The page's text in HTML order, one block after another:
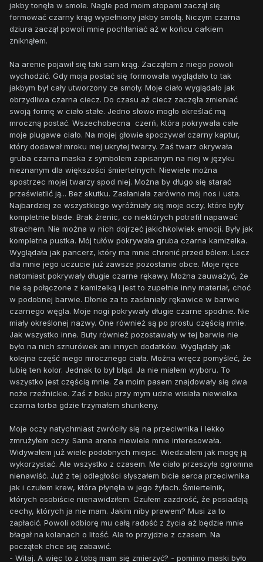
jakby tonęła w smole. Nagle pod moim stopami zaczął się
formować czarny krąg wypełniony jakby smołą. Niczym czarna
dziura zaczął powoli mnie pochłaniać aż w końcu całkiem
zniknąłem.
Na arenie pojawił się taki sam krąg. Zacząłem z niego powoli
wychodzić. Gdy moja postać się formowała wyglądało to tak
jakbym był cały utworzony ze smoły. Moje ciało wyglądało jak
obrzydliwa czarna ciecz. Do czasu aż ciecz zaczęła zmieniać
swoją formę w ciało stałe. Jedno słowo mogło określać mą
mroczną postać. Wszechobecna czerń, która pokrywała całe
moje plugawe ciało. Na mojej głowie spoczywał czarny kaptur,
który dodawał mroku mej ukrytej twarzy. Zaś twarz okrywała
gruba czarna maska z symbolem zapisanym na niej w języku
nieznanym dla większości śmiertelnych. Niewiele można
spostrzec mojej twarzy spod niej. Można by długo się starać
prześwietlić ją... Bez skutku. Zasłaniała zarówno mój nos i usta.
Najbardziej ze wszystkiego wyróżniały się moje oczy, które były
kompletnie blade. Brak źrenic, co niektórych potrafił napawać
strachem. Nie można w nich dojrzeć jakichkolwiek emocji. Były jak
kompletna pustka. Mój tułów pokrywała gruba czarna kamizelka.
Wyglądała jak pancerz, który ma mnie chronić przed bólem. Lecz
dla mnie jego uczucie już zawsze pozostanie obce. Moje ręce
natomiast pokrywały długie czarne rękawy. Można zauważyć, że
nie są połączone z kamizelką i jest to zupełnie inny materiał, choć
w podobnej barwie. Dłonie za to zasłaniały rękawice w barwie
czarnego węgla. Moje nogi pokrywały długie czarne spodnie. Nie
miały określonej nazwy. One również są po prostu częścią mnie.
Jak wszystko inne. Buty również pozostawały w tej barwie nie
było na nich sznurówek ani innych dodatków. Wyglądały jak
kolejna część mego mrocznego ciała. Można wręcz pomyśleć, że
lubię ten kolor. Jednak to był błąd. Ja nie miałem wyboru. To
wszystko jest częścią mnie. Za moim pasem znajdowały się dwa
noże rzeźnickie. Zaś z boku przy mym udzie wisiała niewielka
czarna torba gdzie trzymałem shurikeny.
Moje oczy natychmiast zwróciły się na przeciwnika i lekko
zmrużyłem oczy. Sama arena niewiele mnie interesowała.
Widywałem już wiele podobnych miejsc. Wiedziałem jak mogę ją
wykorzystać. Ale wszystko z czasem. Me ciało przeszyła ogromna
nienawiść. Już z tej odległości słyszałem bicie serca przeciwnika
jak i czułem krew, która płynęła w jego żyłach. Śmiertelnik,
których osobiście nienawidziłem. Czułem zazdrość, że posiadają
cechy, których ja nie mam. Jakim niby prawem? Musi za to
zapłacić. Powoli odbiorę mu całą radość z życia aż będzie mnie
błagał na kolanach o litość. Ale to przyjdzie z czasem. Na
początek chce się zabawić.
- Witaj. A więc to z tobą mam się zmierzyć? - pomimo maski było